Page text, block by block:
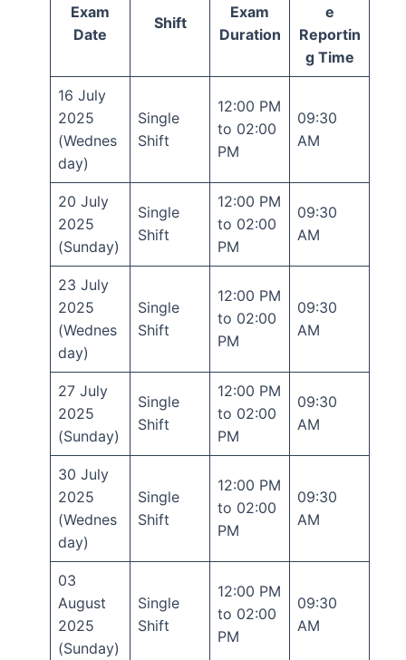
Exam
Date
Shift
Exam
Duration
e
Reportin
g Time
16 July
2025
(Wednes
day)
Single
Shift
12:00 PM
to 02:00
PM
09:30
AM
20 July
2025
(Sunday)
Single
Shift
12:00 PM
to 02:00
PM
09:30
AM
23 July
2025
(Wednes
day)
Single
Shift
12:00 PM
to 02:00
PM
09:30
AM
27 July
2025
(Sunday)
Single
Shift
12:00 PM
to 02:00
PM
09:30
AM
30 July
2025
(Wednes
day)
Single
Shift
12:00 PM
to 02:00
PM
09:30
AM
03
August
2025
(Sunday)
Single
Shift
12:00 PM
to 02:00
PM
09:30
AM